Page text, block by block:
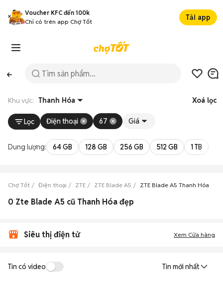
Voucher KFC đến 100k
Chỉ có trên app Chợ Tốt
Tải app
Khu vực: Thanh Hóa Xoá lọc
Lọc Điện thoại 67 Giá
Dung lượng: 64 GB 128 GB 256 GB 512 GB 1 TB
Chợ Tốt Điện thoại ZTE ZTE Blade A5 ZTE Blade A5 Thanh Hóa
0 Zte Blade A5 cũ Thanh Hóa đẹp
Siêu thị điện tử Xem Cửa hàng
Tin có video Tin mới nhất